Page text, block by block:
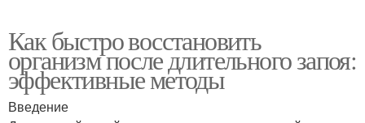
Как быстро восстановить
организм после длительного запоя:
эффективные методы
Введение